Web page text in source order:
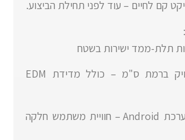
קם לחיים – עוד לפני תחילת הביצוע.
תלת-ממד ישירות בשטח
📍 GNSS מדויק ברמת ס"מ – כולל מדידת EDM
📱 עובד על מערכת Android – חוויית משתמש חלקה